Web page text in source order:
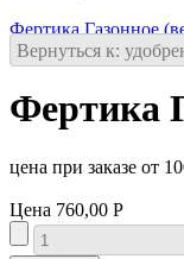
Фертика Газонное
Вернуться к:
Фертика
цена при заказе от
Цена 760,00 Р